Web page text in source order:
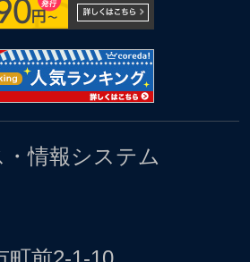
情報システム